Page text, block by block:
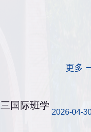
更多
国际班学
2026-04-